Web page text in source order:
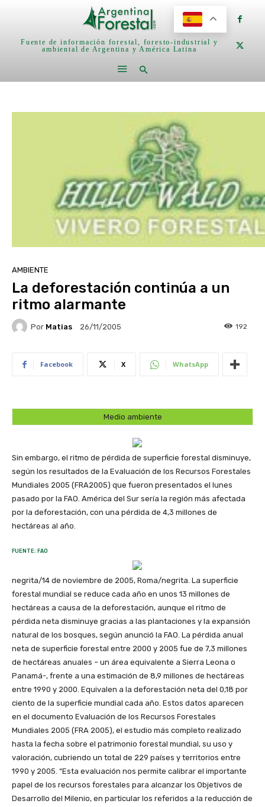
Fuente de información forestal, foresto-industrial y
ambiental de Argentina y América Latina
AMBIENTE
La deforestación continúa a un
ritmo alarmante
Por Matias 26/11/2005 192
Facebook X WhatsApp
Medio ambiente
Sin embargo, el ritmo de pérdida de superficie forestal disminuye,
según los resultados de la Evaluación de los Recursos Forestales
Mundiales 2005 (FRA2005) que fueron presentados el lunes
pasado por la FAO. América del Sur sería la región más afectada
por la deforestación, con una pérdida de 4,3 millones de
hectáreas al año.
FUENTE: FAO
negrita/14 de noviembre de 2005, Roma/negrita. La superficie
forestal mundial se reduce cada año en unos 13 millones de
hectáreas a causa de la deforestación, aunque el ritmo de
pérdida neta disminuye gracias a las plantaciones y la expansión
natural de los bosques, según anunció la FAO. La pérdida anual
neta de superficie forestal entre 2000 y 2005 fue de 7,3 millones
de hectáreas anuales – un área equivalente a Sierra Leona o
Panamá-, frente a una estimación de 8,9 millones de hectáreas
entre 1990 y 2000. Equivalen a la deforestación neta del 0,18 por
ciento de la superficie mundial cada año. Estos datos aparecen
en el documento Evaluación de los Recursos Forestales
Mundiales 2005 (FRA 2005), el estudio más completo realizado
hasta la fecha sobre el patrimonio forestal mundial, su uso y
valoración, cubriendo un total de 229 países y territorios entre
1990 y 2005. “Esta evaluación nos permite calibrar el importante
papel de los recursos forestales para alcanzar los Objetivos de
Desarrollo del Milenio, en particular los referidos a la reducción de